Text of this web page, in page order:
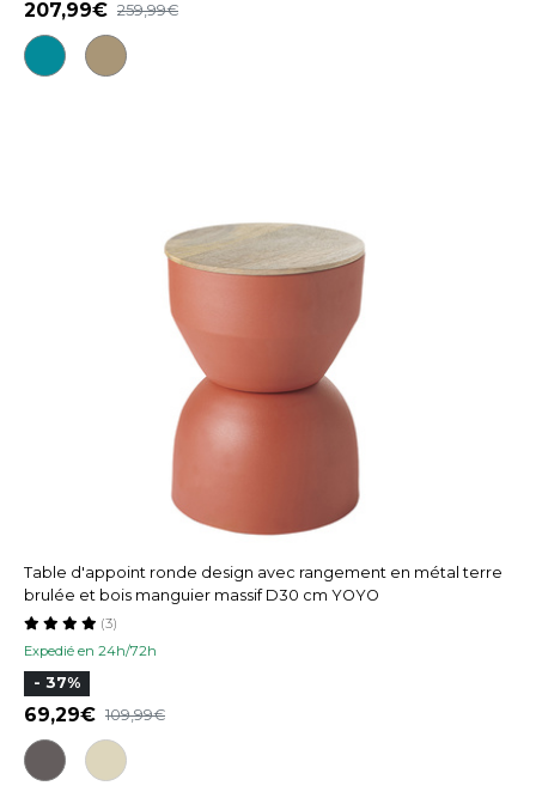
207,99 259,99
Table d'appoint ronde design avec rangement en métal terre
brulée et bois manguier massif D30 cm YOYO
Expedié en 24h/72h
(3)
- 37%
69,29 109,99